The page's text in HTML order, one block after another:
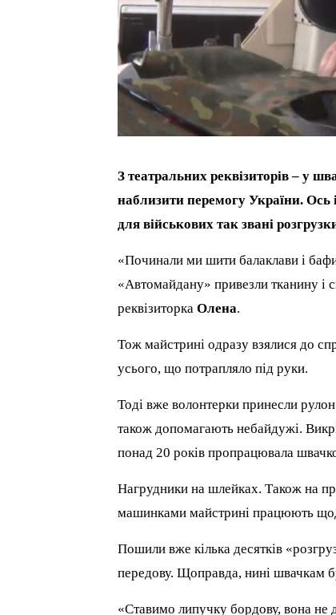
З театральних реквізиторів – у
наблизити перемогу України.
для військових так звані
«Починали ми шити балаклави і
«Автомайдану» привезли тканину і
реквізиторкаОлена.
Тож майстрині одразу взялися до
усього, що потрапляло під руки.
Тоді вже волонтерки принесли
також допомагають небайдужі.
понад 20 років пропрацювала
Нагрудники на шлейках. Також на
машинками майстрині працюють
Пошили вже кілька десятків
передову. Щоправда, нині швачкам
«Ставимо липучку бордову, вона не